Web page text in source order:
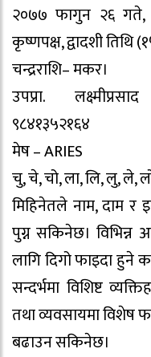
२०७७ फागुन २६ गते,
कृष्णपक्ष, द्वादशी तिथि
चन्द्रराशि– मकर।
उपप्रा.
९८४१३५२१६४
मेष – ARIES
चु, चे, चो, ला, लि, लु, ले,
मिहिनेतले नाम, दाम र
पुग्न सकिनेछ।
लागि दिगो फाइदा हुने
सन्दर्भमा विशिष्ट
तथा व्यवसायमा विशेष
बढाउन सकिनेछ।